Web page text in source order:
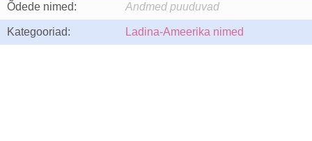
Õdede nimed: Andmed puuduvad
Kategooriad: Ladina-Ameerika nimed